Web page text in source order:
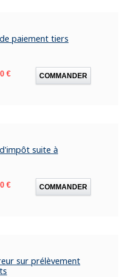
paiement tiers
€ COMMANDER
suite à
€ COMMANDER
sur prélèvement